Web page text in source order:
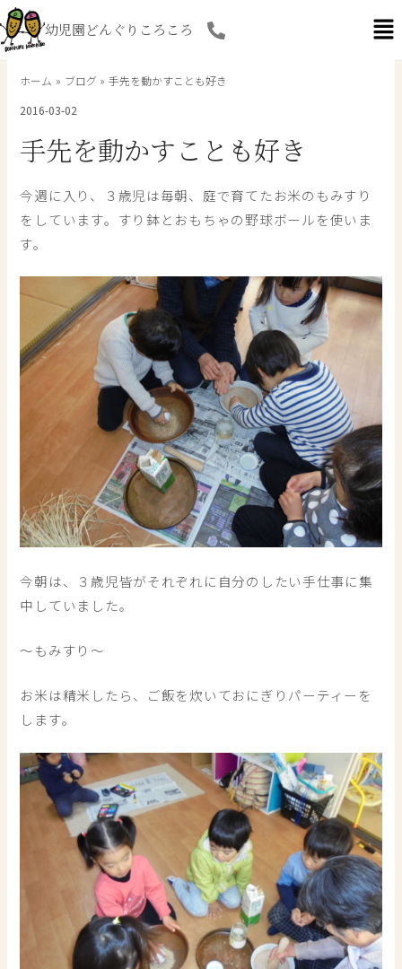
内
容
を
幼児園どんぐりころころ
ホーム ブログ
手先を動かすことも好き
2016-03-02
手先を動かすことも好き
今週に入り、３歳児は毎朝、庭で育てたお米のもみすり
をしています。すり鉢とおもちゃの野球ボールを使いま
す。
今朝は、３歳児皆がそれぞれに自分のしたい手仕事に集
中していました。
～もみすり～
お米は精米したら、ご飯を炊いておにぎりパーティーを
します。